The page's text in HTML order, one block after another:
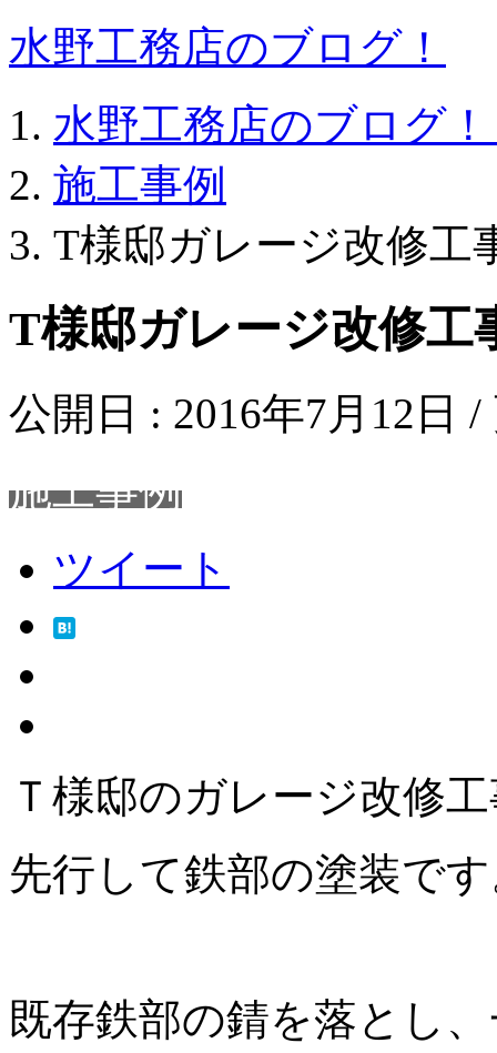
水野工務店のブログ！
水野工務店のブログ！
施工事例
T様邸ガレージ改修
T様邸ガレージ改修
公開日 : 2016年7月12日 /
施工事例
ツイート
Ｔ様邸のガレージ改修
先行して鉄部の塗装で
既存鉄部の錆を落とし